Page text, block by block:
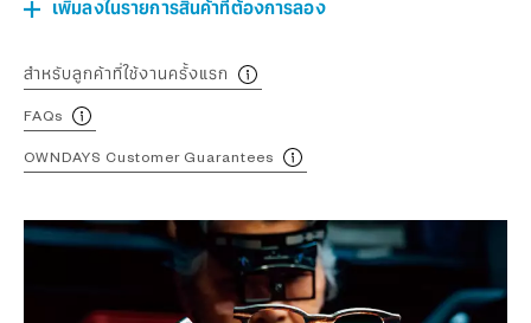
เพิ่มลงในรายการสินค้าที่ต้องการลอง
สำหรับลูกค้าที่ใช้งานครั้งแรก
FAQs
OWNDAYS Customer Guarantees